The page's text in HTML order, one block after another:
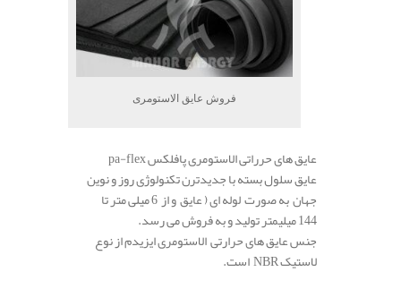
فروش عایق الاستومری
عایق سلول بسته با جدیدترن تکنولوژی روز و نوین
جهان به صورت لوله ای ( عایق و از 6 میلی متر تا
144 میلیمتر تولید و به فروش می رسد.
جنس عایق های حرارتی الاستومری ایزیدم از نوع
لاستیک NBR است.